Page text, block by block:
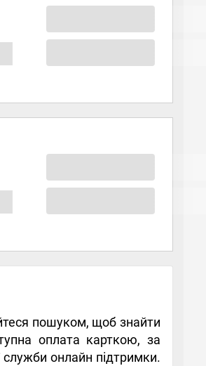
пошуком, щоб знайти
оплата карткою, за
онлайн підтримки.